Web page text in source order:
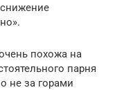
похожа на
парня
не за горами